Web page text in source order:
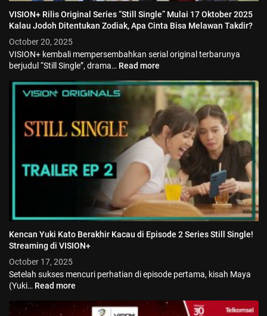
VISION+ Rilis Original Series “Still Single” Mulai 17 Oktober 2025
Kalau Jodoh Ditentukan Zodiak, Apa Cinta Bisa Melawan Takdir?
October 20, 2025
VISION+ kembali mempersembahkan serial original terbarunya
berjudul “Still Single”, drama… Read more
Kencan Yuki Kato Berakhir Kacau di Episode 2 Series Still Single!
Streaming di VISION+
October 17, 2025
Setelah sukses mencuri perhatian di episode pertama, kisah Maya
(Yuki… Read more